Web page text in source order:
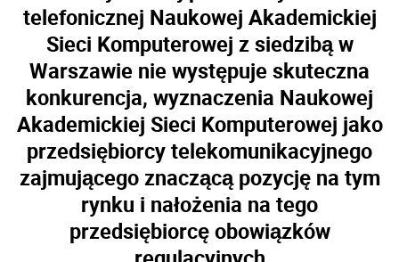
telefonicznej Naukowej Akademickiej
Sieci Komputerowej z siedzibą w
Warszawie nie występuje skuteczna
konkurencja, wyznaczenia Naukowej
Akademickiej Sieci Komputerowej jako
przedsiębiorcy telekomunikacyjnego
zajmującego znaczącą pozycję na tym
rynku i nałożenia na tego
przedsiębiorcę obowiązków